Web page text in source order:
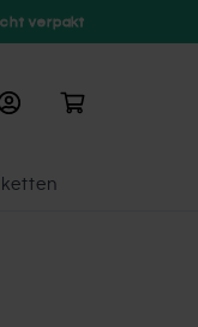
verpakt
Winkelwagen